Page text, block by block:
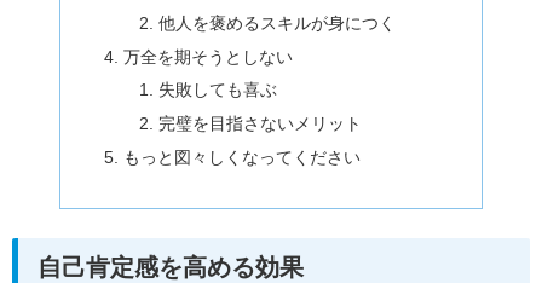
他人を褒めるスキルが身につく
万全を期そうとしない
失敗しても喜ぶ
完璧を目指さないメリット
もっと図々しくなってください
自己肯定感を高める効果